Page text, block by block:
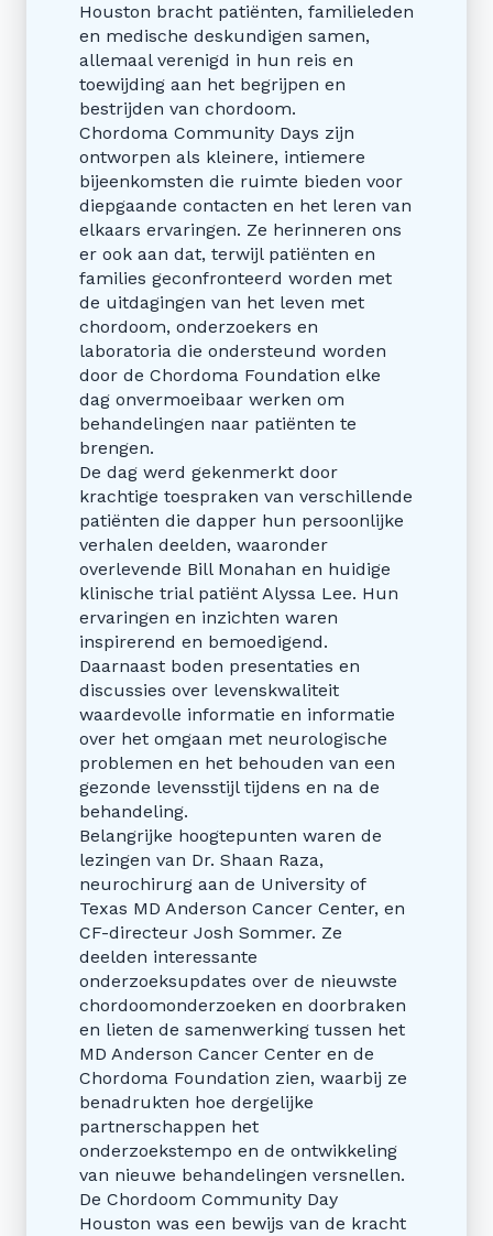
Houston bracht patiënten, familieleden
en medische deskundigen samen,
allemaal verenigd in hun reis en
toewijding aan het begrijpen en
bestrijden van chordoom.
Chordoma Community Days zijn
ontworpen als kleinere, intiemere
bijeenkomsten die ruimte bieden voor
diepgaande contacten en het leren van
elkaars ervaringen. Ze herinneren ons
er ook aan dat, terwijl patiënten en
families geconfronteerd worden met
de uitdagingen van het leven met
chordoom, onderzoekers en
laboratoria die ondersteund worden
door de Chordoma Foundation elke
dag onvermoeibaar werken om
behandelingen naar patiënten te
brengen.
De dag werd gekenmerkt door
krachtige toespraken van verschillende
patiënten die dapper hun persoonlijke
verhalen deelden, waaronder
overlevende Bill Monahan en huidige
klinische trial patiënt Alyssa Lee. Hun
ervaringen en inzichten waren
inspirerend en bemoedigend.
Daarnaast boden presentaties en
discussies over levenskwaliteit
waardevolle informatie en informatie
over het omgaan met neurologische
problemen en het behouden van een
gezonde levensstijl tijdens en na de
behandeling.
Belangrijke hoogtepunten waren de
lezingen van Dr. Shaan Raza,
neurochirurg aan de University of
Texas MD Anderson Cancer Center, en
CF-directeur Josh Sommer. Ze
deelden interessante
onderzoeksupdates over de nieuwste
chordoomonderzoeken en doorbraken
en lieten de samenwerking tussen het
MD Anderson Cancer Center en de
Chordoma Foundation zien, waarbij ze
benadrukten hoe dergelijke
partnerschappen het
onderzoekstempo en de ontwikkeling
van nieuwe behandelingen versnellen.
De Chordoom Community Day
Houston was een bewijs van de kracht